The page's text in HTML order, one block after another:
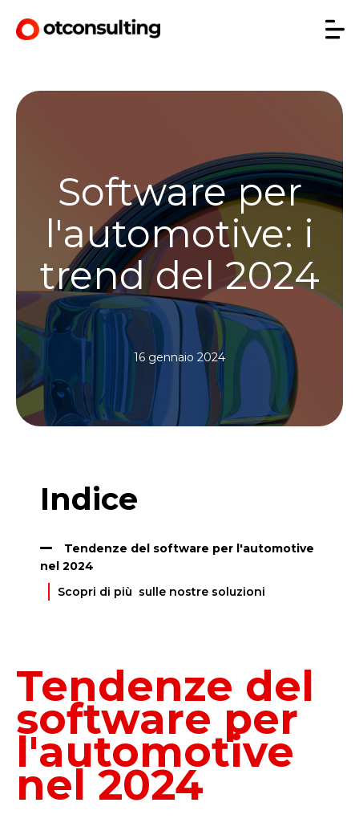
Software per
l'automotive: i
trend del 2024
16 gennaio 2024
Tendenze del
software per
l'automotive
nel 2024
Indice
Tendenze del software per l'automotive
nel 2024
Scopri di più sulle nostre soluzioni